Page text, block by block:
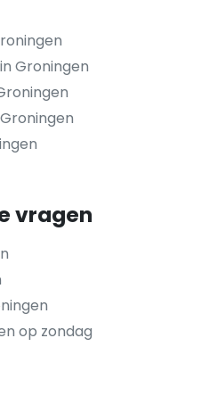
Groningen
vragen
op zondag